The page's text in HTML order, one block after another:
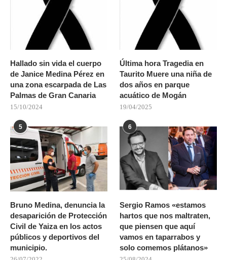
Hallado sin vida el cuerpo
de Janice Medina Pérez en
una zona escarpada de Las
Palmas de Gran Canaria
15/10/2024
Última hora Tragedia en
Taurito Muere una niña de
dos años en parque
acuático de Mogán
19/04/2025
5
Bruno Medina, denuncia la
desaparición de Protección
Civil de Yaiza en los actos
públicos y deportivos del
municipio.
6
Sergio Ramos «estamos
hartos que nos maltraten,
que piensen que aquí
vamos en taparrabos y
solo comemos plátanos»